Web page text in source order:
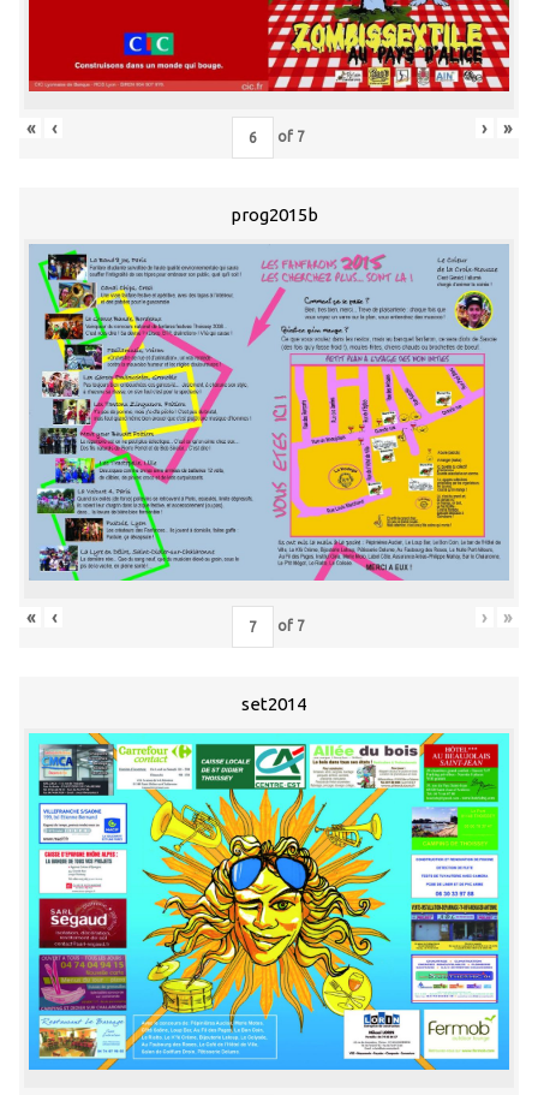
« ‹ of 7 › »
prog2015b
« ‹ of 7 › »
set2014